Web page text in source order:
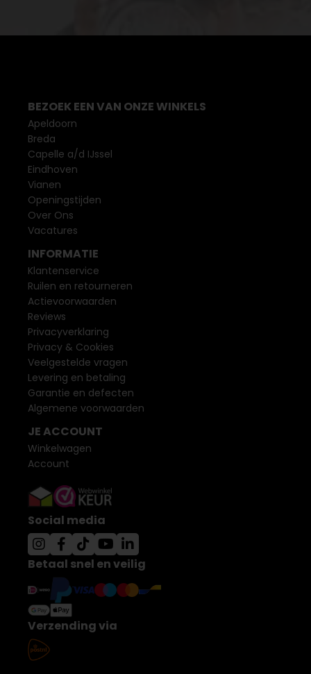
BEZOEK EEN VAN ONZE WINKELS
Apeldoorn
Breda
Capelle a/d IJssel
Eindhoven
Vianen
Openingstijden
Over Ons
Vacatures
INFORMATIE
Klantenservice
Ruilen en retourneren
Actievoorwaarden
Reviews
Privacyverklaring
Privacy & Cookies
Veelgestelde vragen
Levering en betaling
Garantie en defecten
Algemene voorwaarden
JE ACCOUNT
Winkelwagen
Account
Social media
Betaal snel en veilig
Verzending via